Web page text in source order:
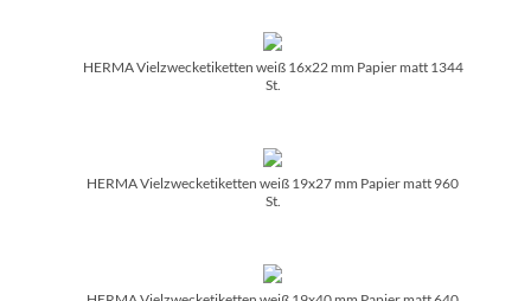
HERMA Vielzwecketiketten weiß 16x22 mm Papier matt 1344
St.
HERMA Vielzwecketiketten weiß 19x27 mm Papier matt 960
St.